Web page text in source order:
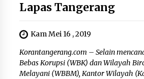
Lapas Tangerang
Kam Mei 16 , 2019
Korantangerang.com – Selain
Bebas Korupsi (WBK) dan Wilayah
Melayani (WBBM), Kantor Wilayah